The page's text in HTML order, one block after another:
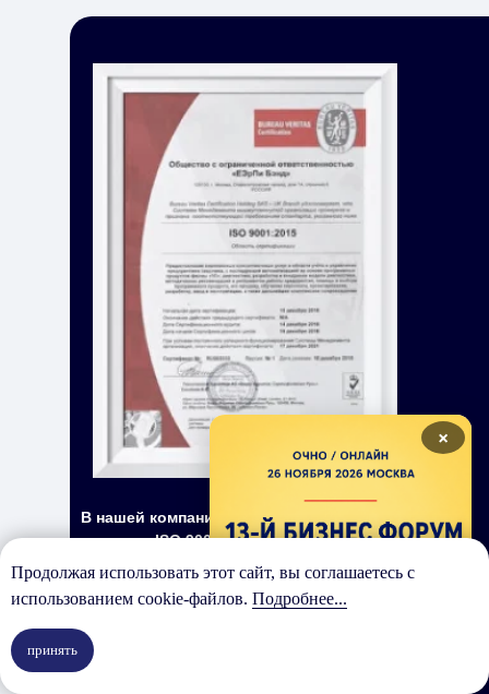
В нашей компании внедрен
стандарт ISO 9001, который
помогает улучшать работу и
соответствовать ожиданиям
клиентов. Этот стандарт
определяет создание и
поддержание системы
менеджмента качества, что
Продолжая использовать этот сайт, вы соглашаетесь с
использованием cookie-файлов. Подробнее...
принять
×